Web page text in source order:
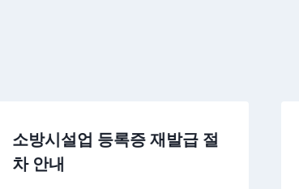
소방시설업 등록증 재발급 절
차 안내